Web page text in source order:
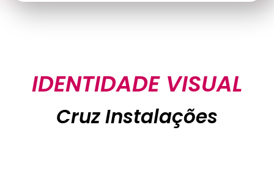
IDENTIDADE VISUAL
Cruz Instalações